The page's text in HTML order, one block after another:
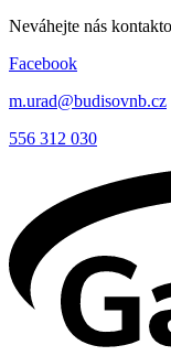
Neváhejte nás
Facebook
m.urad@budisovnb.cz
556 312 030